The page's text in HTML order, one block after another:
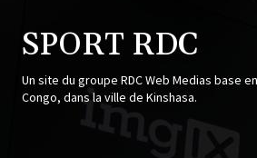
SPORT RDC
Un site du groupe RDC Web Medias base
Congo, dans la ville de Kinshasa.